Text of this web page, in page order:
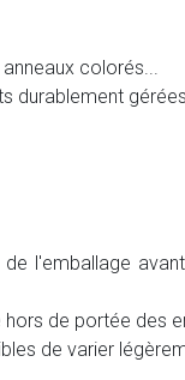
colorés...
durablement
l'emballage
de portée des
de varier